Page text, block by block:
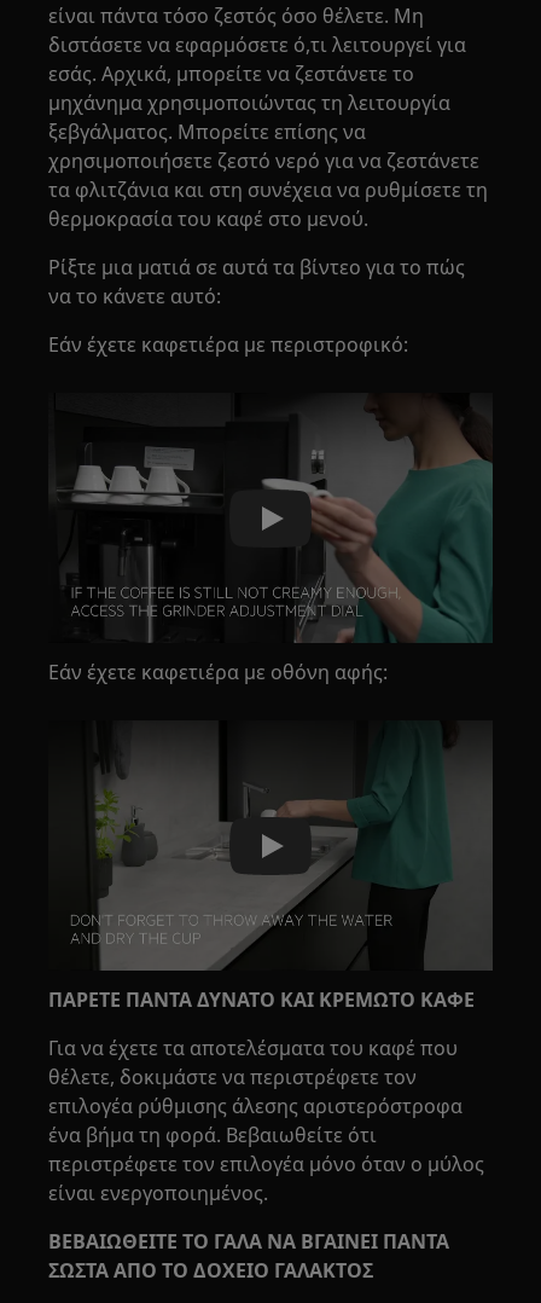
είναι πάντα τόσο ζεστός όσο θέλετε. Μη
διστάσετε να εφαρμόσετε ό,τι λειτουργεί για
εσάς. Αρχικά, μπορείτε να ζεστάνετε το
μηχάνημα χρησιμοποιώντας τη λειτουργία
ξεβγάλματος. Μπορείτε επίσης να
χρησιμοποιήσετε ζεστό νερό για να ζεστάνετε
τα φλιτζάνια και στη συνέχεια να ρυθμίσετε τη
θερμοκρασία του καφέ στο μενού.
Ρίξτε μια ματιά σε αυτά τα βίντεο για το πώς
να το κάνετε αυτό:
Εάν έχετε καφετιέρα με περιστροφικό:
Play
Εάν έχετε καφετιέρα με οθόνη αφής:
Play
ΠΑΡΕΤΕ ΠΑΝΤΑ ΔΥΝΑΤΟ ΚΑΙ ΚΡΕΜΩΤΟ ΚΑΦΕ
Για να έχετε τα αποτελέσματα του καφέ που
θέλετε, δοκιμάστε να περιστρέφετε τον
επιλογέα ρύθμισης άλεσης αριστερόστροφα
ένα βήμα τη φορά. Βεβαιωθείτε ότι
περιστρέφετε τον επιλογέα μόνο όταν ο μύλος
είναι ενεργοποιημένος.
ΒΕΒΑΙΩΘΕΙΤΕ ΤΟ ΓΑΛΑ ΝΑ ΒΓΑΙΝΕΙ ΠΑΝΤΑ
ΣΩΣΤΑ ΑΠΟ ΤΟ ΔΟΧΕΙΟ ΓΑΛΑΚΤΟΣ